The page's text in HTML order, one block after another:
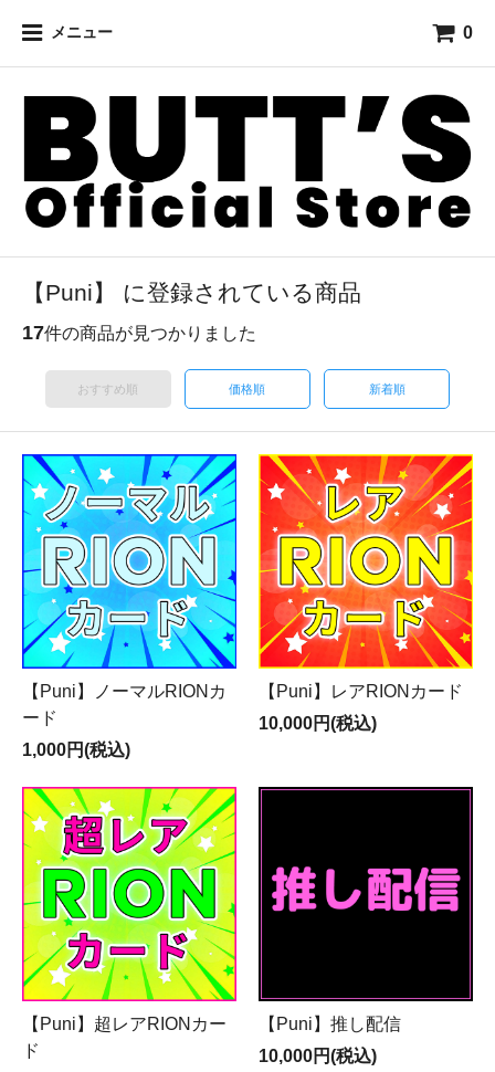
メニュー 0
【Puni】 に登録されている商品
17件の商品が見つかりました
おすすめ順 価格順 新着順
【Puni】ノーマルRIONカ
ード
1,000円(税込)
【Puni】レアRIONカード
10,000円(税込)
【Puni】超レアRIONカー
ド
【Puni】推し配信
10,000円(税込)